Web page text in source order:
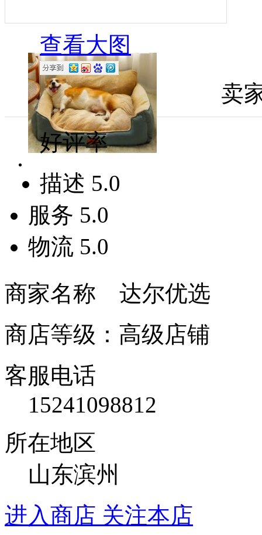
查看大图
卖
好评率
描述 5.0
服务 5.0
物流 5.0
商家名称 达尔优选
商店等级：高级店铺
客服电话
15241098812
所在地区
山东滨州
进入商店 关注本店